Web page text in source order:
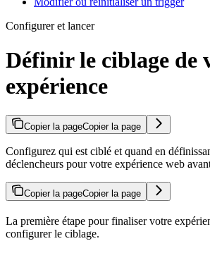
Configurer et lancer
Définir le ciblage de
expérience
Copier la pageCopier la page
Configurez qui est ciblé et quand en
déclencheurs pour votre expérience web
Copier la pageCopier la page
La première étape pour finaliser votre
configurer le ciblage.